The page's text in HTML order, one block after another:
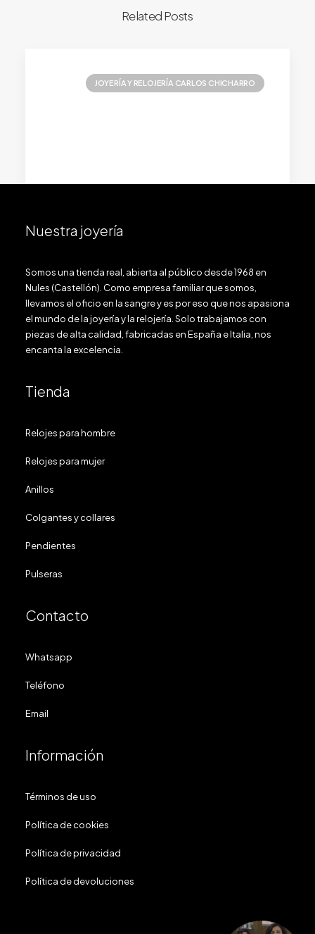
Related Posts
JOYERÍA Y RELOJERÍA CARLOS CHICHARRO
Entrevista Activa Nules
by equipo
Nuestra joyería
Somos una tienda real, abierta al público desde 1968 en
Nules (Castellón). Como empresa familiar que somos,
llevamos el oficio en la sangre y es por eso que nos apasiona
el mundo de la joyería y la relojería. Solo trabajamos con
piezas de alta calidad, fabricadas en España e Italia, nos
encanta la excelencia.
Tienda
Relojes para hombre
Relojes para mujer
Anillos
Colgantes y collares
Pendientes
Pulseras
Contacto
Whatsapp
Teléfono
Email
Información
Términos de uso
Política de cookies
Política de privacidad
Política de devoluciones